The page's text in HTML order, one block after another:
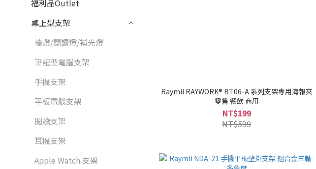
福利品Outlet
桌上型支架
檯燈/閱讀燈/補光燈
筆記型電腦支架
手機支架
平板電腦支架
閱讀支架
耳機支架
Apple Watch 支架
Raymii RAYWORK® BT06-A 系列支架專用海報夾
零售 餐飲 商用
NT$199
NT$599